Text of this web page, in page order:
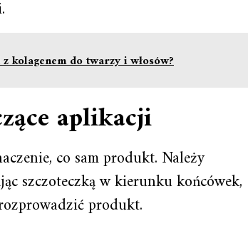
kolagenem do twarzy i włosów?
aplikacji
co sam produkt. Należy
szczoteczką w kierunku końcówek,
produkt.